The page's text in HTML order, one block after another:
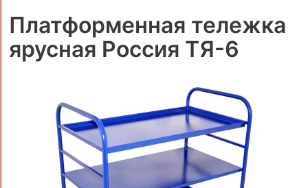
Платформенная тележка
ярусная Россия ТЯ-6